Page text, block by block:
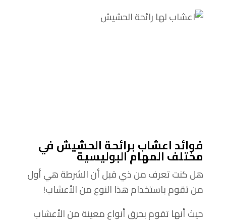
فوائد اعشاب برائحة الحشيش في
مختلف المهام البوليسية
هل كنت تعرف من ذي قبل أن الشرطة هي أول
من تقوم باستخدام هذا النوع من الأعشاب!
حيث أنها تقوم بحرق أنواع معينة من الأعشاب